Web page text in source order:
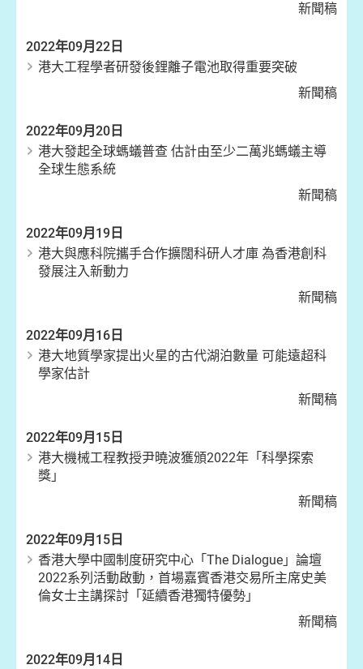
新聞稿
2022年09月22日
港大工程學者研發後鋰離子電池取得重要突破
新聞稿
2022年09月20日
港大發起全球螞蟻普查 估計由至少二萬兆螞蟻主導
全球生態系統
新聞稿
2022年09月19日
港大與應科院攜手合作擴闊科研人才庫 為香港創科
發展注入新動力
新聞稿
2022年09月16日
港大地質學家提出火星的古代湖泊數量 可能遠超科
學家估計
新聞稿
2022年09月15日
港大機械工程教授尹曉波獲頒2022年「科學探索
獎」
新聞稿
2022年09月15日
香港大學中國制度研究中心「The Dialogue」論壇
2022系列活動啟動，首場嘉賓香港交易所主席史美
倫女士主講探討「延續香港獨特優勢」
新聞稿
2022年09月14日